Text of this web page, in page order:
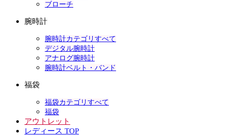
ブローチ
腕時計
腕時計カテゴリすべて
デジタル腕時計
アナログ腕時計
腕時計ベルト・バンド
福袋
福袋カテゴリすべて
福袋
アウトレット
レディース TOP